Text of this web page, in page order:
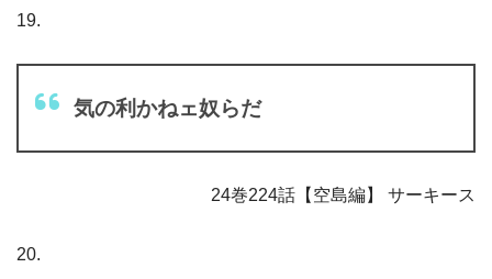
19.
気の利かねェ奴らだ
24巻224話【空島編】 サーキース
20.